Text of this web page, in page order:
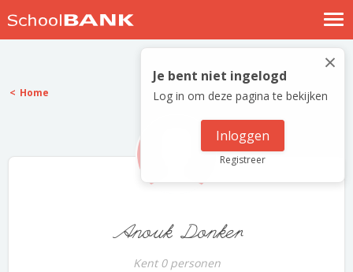
Nostalgische verhalen
Log in
Meld je gratis aan
×
Je bent niet ingelogd
Log in om deze pagina te bekijken
Inloggen
Registreer
Home
Anouk Donker
Kent 0 personen